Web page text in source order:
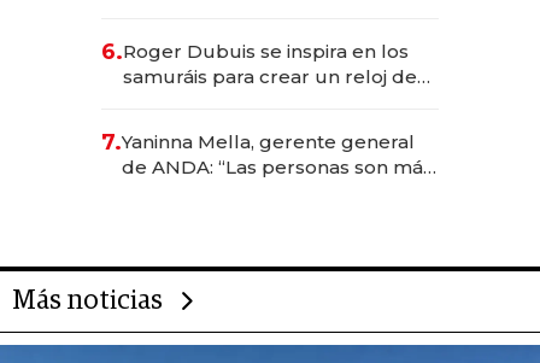
6.Roger Dubuis se inspira en los
samuráis para crear un reloj de
7.Yaninna Mella, gerente general
de ANDA: “Las personas son más
Más noticias